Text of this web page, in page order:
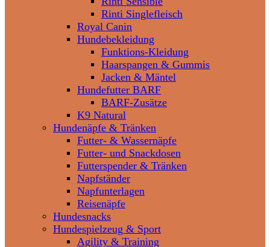
Rinti Singlefleisch
Royal Canin
Hundebekleidung
Funktions-Kleidung
Haarspangen & Gummis
Jacken & Mäntel
Hundefutter BARF
BARF-Zusätze
K9 Natural
Hundenäpfe & Tränken
Futter- & Wassernäpfe
Futter- und Snackdosen
Futterspender & Tränken
Napfständer
Napfunterlagen
Reisenäpfe
Hundesnacks
Hundespielzeug & Sport
Agility & Training